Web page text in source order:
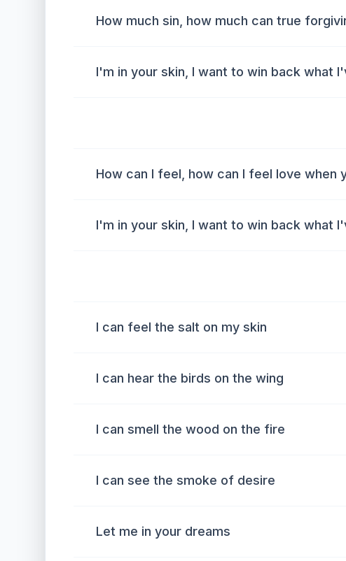
How much sin, how much can true
I'm in your skin, I want to win back what
How can I feel, how can I feel love when
I'm in your skin, I want to win back what
I can feel the salt on my skin
I can hear the birds on the wing
I can smell the wood on the fire
I can see the smoke of desire
Let me in your dreams